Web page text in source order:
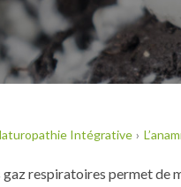
Intégrative
gaz respiratoires permet